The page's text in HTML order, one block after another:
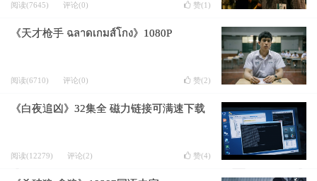
阅读(7645) 评论(0) 赞(1 )
《天才枪手 ฉลาดเกมส์โกง》1080P
阅读(6710) 评论(0) 赞(2)
《白夜追凶》32集全 磁力链接可满速下载
阅读(12279) 评论(2) 赞(4)